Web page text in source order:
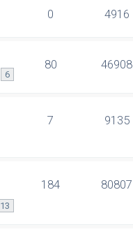
0 4916
6
80 46908
7 9135
13
184 80807